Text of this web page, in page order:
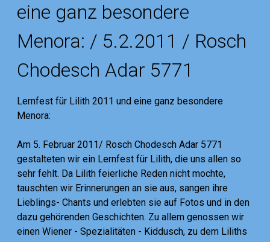
eine ganz besondere
Menora: / 5.2.2011 / Rosch
Chodesch Adar 5771
Lernfest für Lilith 2011 und eine ganz besondere
Menora:
Am 5. Februar 2011/ Rosch Chodesch Adar 5771
gestalteten wir ein Lernfest für Lilith, die uns allen so
sehr fehlt. Da Lilith feierliche Reden nicht mochte,
tauschten wir Erinnerungen an sie aus, sangen ihre
Lieblings- Chants und erlebten sie auf Fotos und in den
dazu gehörenden Geschichten. Zu allem genossen wir
einen Wiener - Spezialitäten - Kiddusch, zu dem Liliths